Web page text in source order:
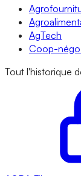
AgTech
Coop-
Tout l'historique